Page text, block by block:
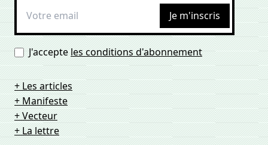
Je m'inscris
J'accepteles conditions d'abonnement
+ Les articles
+ Manifeste
+ Vecteur
+ La lettre